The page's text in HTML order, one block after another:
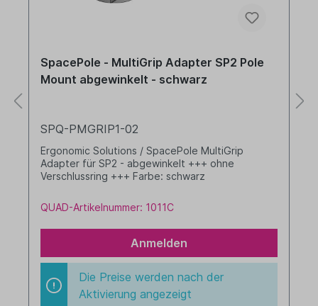
SpacePole - MultiGrip Adapter SP2 Pole
Mount abgewinkelt - schwarz
SPQ-PMGRIP1-02
Ergonomic Solutions / SpacePole MultiGrip
Adapter für SP2 - abgewinkelt +++ ohne
Verschlussring +++ Farbe: schwarz
QUAD-Artikelnummer: 1011C
Anmelden
Die Preise werden nach der
Aktivierung angezeigt